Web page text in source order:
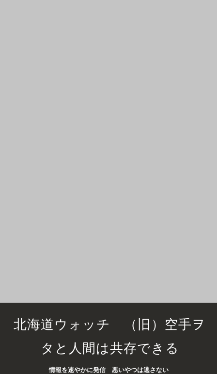
北海道ウォッチ （旧）空手ヲ
タと人間は共存できる
情報を速やかに発信 悪いやつは逃さない